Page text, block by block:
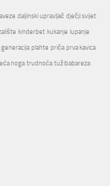
daljinski upravljač dječji svijet
kinderbet kukanje lupanje
plahte priča prva kavica
noga trudnoća tužibabareza